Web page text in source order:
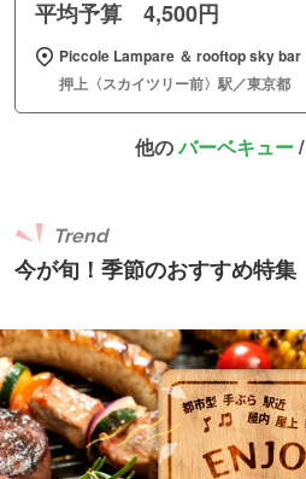
平均予算 4,500円
Piccole Lampare ＆ rooftop sky bar
押上〈スカイツリー前〉駅／東京都
他のバーベキュー/
今が旬！季節のおすすめ特集
Trend